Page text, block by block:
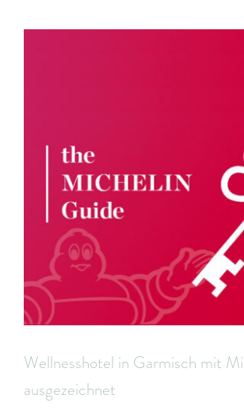
Wellnesshotel in Garmisch mit
ausgezeichnet